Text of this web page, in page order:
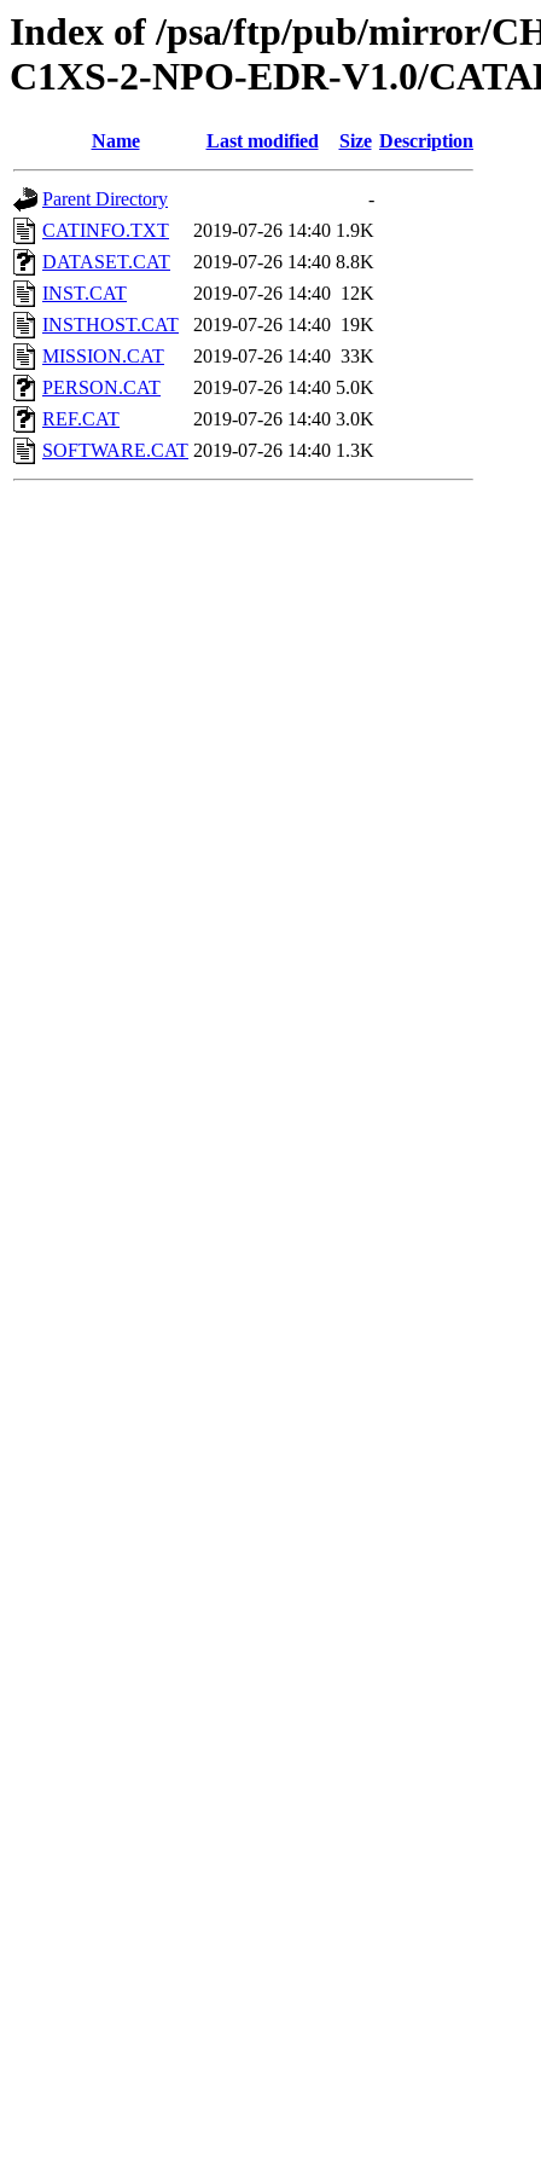
Index of /psa/ftp/pub/mirror/
C1XS-2-NPO-EDR-V1.0/
Name Last modified Size Description
Parent Directory
-
CATINFO.TXT
2019-07-26 14:40 1.9K
DATASET.CAT
2019-07-26 14:40 8.8K
INST.CAT
2019-07-26 14:40 12K
INSTHOST.CAT
2019-07-26 14:40 19K
MISSION.CAT
2019-07-26 14:40 33K
PERSON.CAT
2019-07-26 14:40 5.0K
REF.CAT
2019-07-26 14:40 3.0K
SOFTWARE.CAT 2019-07-26 14:40 1.3K